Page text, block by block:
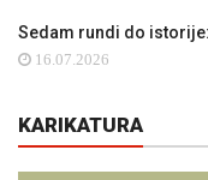
Sedam rundi do
16.07.2026
KARIKATURA